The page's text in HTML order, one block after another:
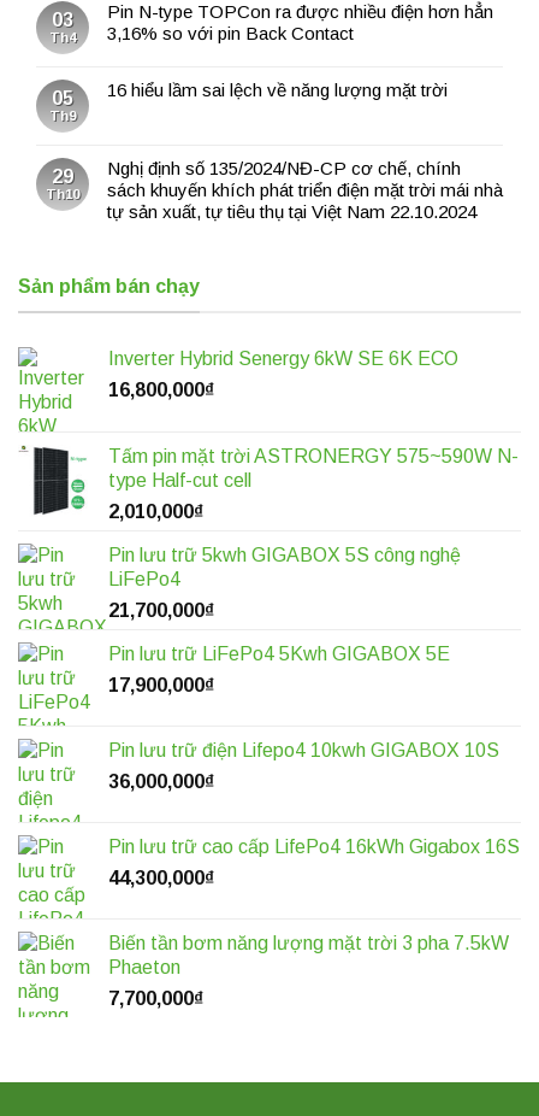
03
Th4
Pin N-type TOPCon ra được nhiều điện hơn hẳn
3,16% so với pin Back Contact
05
Th9
16 hiểu lầm sai lệch về năng lượng mặt trời
29
Th10
Nghị định số 135/2024/NĐ-CP cơ chế, chính
sách khuyến khích phát triển điện mặt trời mái nhà
tự sản xuất, tự tiêu thụ tại Việt Nam 22.10.2024
Sản phẩm bán chạy
Inverter Hybrid Senergy 6kW SE 6K ECO
16,800,000₫
Tấm pin mặt trời ASTRONERGY 575~590W N-
type Half-cut cell
2,010,000₫
Pin lưu trữ 5kwh GIGABOX 5S công nghệ
LiFePo4
21,700,000₫
Pin lưu trữ LiFePo4 5Kwh GIGABOX 5E
17,900,000₫
Pin lưu trữ điện Lifepo4 10kwh GIGABOX 10S
36,000,000₫
Pin lưu trữ cao cấp LifePo4 16kWh Gigabox 16S
44,300,000₫
Biến tần bơm năng lượng mặt trời 3 pha 7.5kW
Phaeton
7,700,000₫